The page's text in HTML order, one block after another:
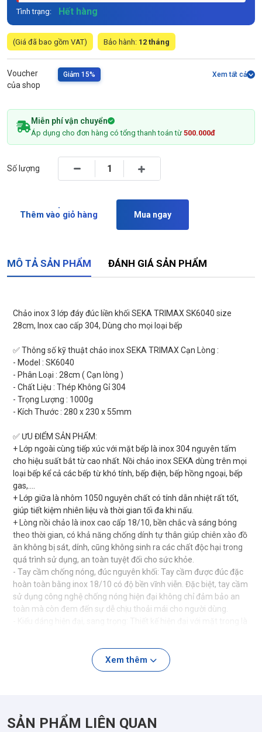
Tình trạng: Hết hàng
(Giá đã bao gồm VAT) Bảo hành: 12 tháng
Voucher
của shop
Giảm 15% Xem tất cả
Miễn phí vận chuyển
Áp dụng cho đơn hàng có tổng thanh toán từ 500.000đ
Số lượng
Thêm vào giỏ hàng Mua ngay
MÔ TẢ SẢN PHẨM ĐÁNH GIÁ SẢN PHẨM
Chảo inox 3 lớp đáy đúc liền khối SEKA TRIMAX SK6040 size
28cm, Inox cao cấp 304, Dùng cho mọi loại bếp
✅ Thông số kỹ thuật chảo inox SEKA TRIMAX Cạn Lòng :
- Model : SK6040
- Phân Loại : 28cm ( Cạn lòng )
- Chất Liệu : Thép Không Gỉ 304
- Trọng Lượng : 1000g
- Kích Thước : 280 x 230 x 55mm
✅ ƯU ĐIỂM SẢN PHẨM:
+ Lớp ngoài cùng tiếp xúc với mặt bếp là inox 304 nguyên tấm
cho hiệu suất bắt từ cao nhất. Nồi chảo inox SEKA dùng trên mọi
loại bếp kể cả các bếp từ khó tính, bếp điện, bếp hồng ngoại, bếp
gas,….
+ Lớp giữa là nhôm 1050 nguyên chất có tính dẫn nhiệt rất tốt,
giúp tiết kiệm nhiên liệu và thời gian tối đa khi nấu.
+ Lòng nồi chảo là inox cao cấp 18/10, bền chắc và sáng bóng
theo thời gian, có khả năng chống dính tự thân giúp chiên xào đồ
ăn không bị sát, dính, cũng không sinh ra các chất độc hại trong
quá trình sử dụng, an toàn tuyệt đối cho sức khỏe.
- Tay cầm chống nóng, đúc nguyên khối: Tay cầm được đúc đặc
hoàn toàn bằng inox 18/10 có độ bền vĩnh viễn. Đặc biệt, tay cầm
sử dụng công nghệ chống nóng hiện đại không chỉ đảm bảo an
toàn mà còn đem đến sự dễ chịu thoải mái cho người dùng.
cho không gian bếp gia đình sự sang trọng và đẳng cấp.
- Dùng trên tất cả loại bếp: Chảo inox đáy liền SEKA dùng được
Xem thêm
SẢN PHẨM LIÊN QUAN